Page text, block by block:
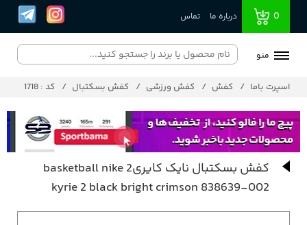
0 درباره ما تماس
منو
اسپرت باما کفش کفش ورزشی کفش بسکتبال کد : 1718
کفش بسکتبال نایک کایری2 basketball nike
kyrie 2 black bright crimson 838639-002